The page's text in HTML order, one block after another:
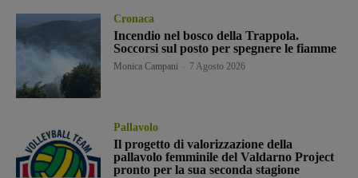
Cronaca
Incendio nel bosco della Trappola.
Soccorsi sul posto per spegnere le fiamme
Monica Campani 7 Agosto 2026
Pallavolo
Il progetto di valorizzazione della
pallavolo femminile del Valdarno Project
pronto per la sua seconda stagione